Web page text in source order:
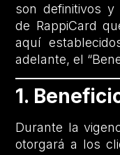
son definitivos
de RappiCard
aquí
adelante, el
1.
Durante la
otorgará a los